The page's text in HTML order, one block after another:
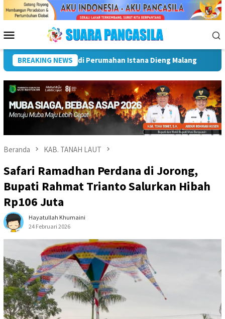
Menu
Mobile
BREAKING NEWS
Lubuk Linggau Kukuhkan Pramuka Garuda dan Lepas Peserta
Beranda KAB. TANAH LAUT
Safari Ramadhan Perdana di Jorong,
Bupati Rahmat Trianto Salurkan Hibah
Rp106 Juta
Hayatullah Khumaini
24 Februari 2026